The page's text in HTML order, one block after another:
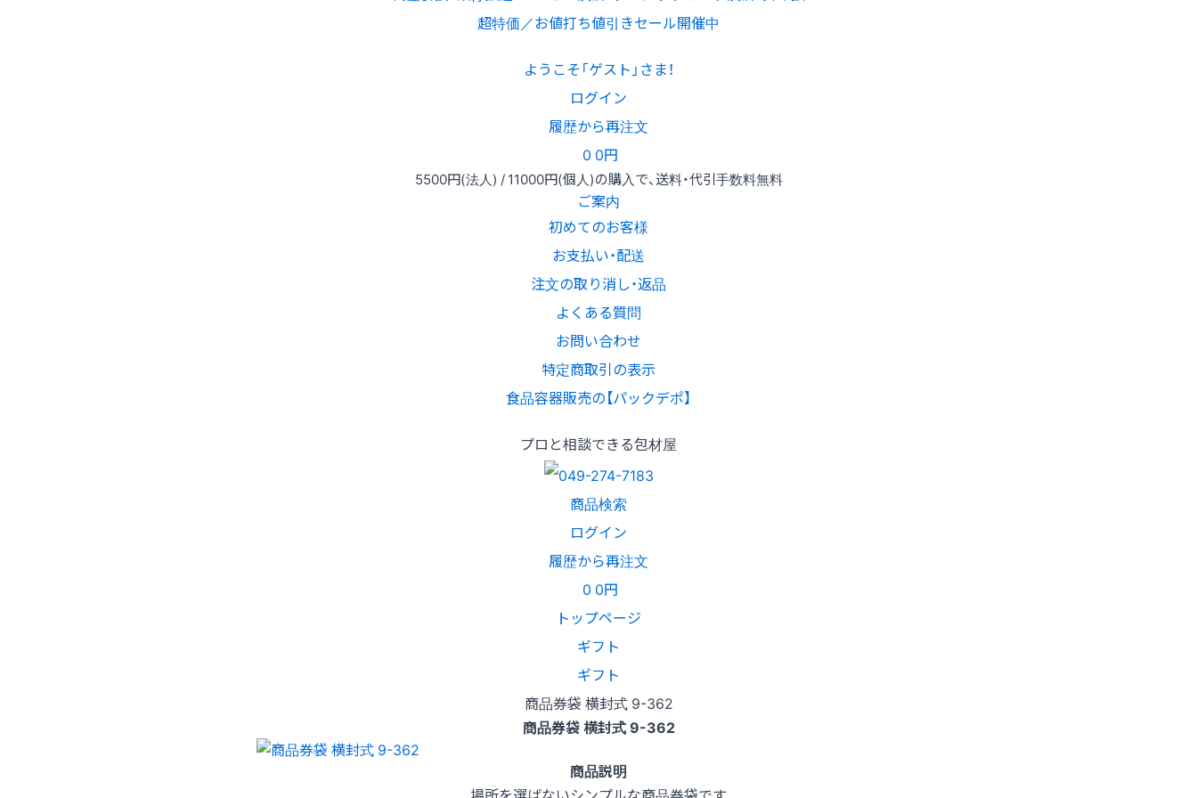
超特価／お値打ち値引きセール開催中
ようこそ「ゲスト」さま！
ログイン
履歴から再注文
0 0円
5500円(法人) /11000円(個人)の購入で、送料・代引手数料無料
ご案内
初めてのお客様
お支払い・配送
注文の取り消し・返品
よくある質問
お問い合わせ
特定商取引の表示
食品容器販売の【パックデポ】
プロと相談できる包材屋
商品検索
ログイン
履歴から再注文
0 0円
トップページ
ギフト
ギフト
商品券袋 横封式 9-362
商品券袋 横封式 9-362
商品説明